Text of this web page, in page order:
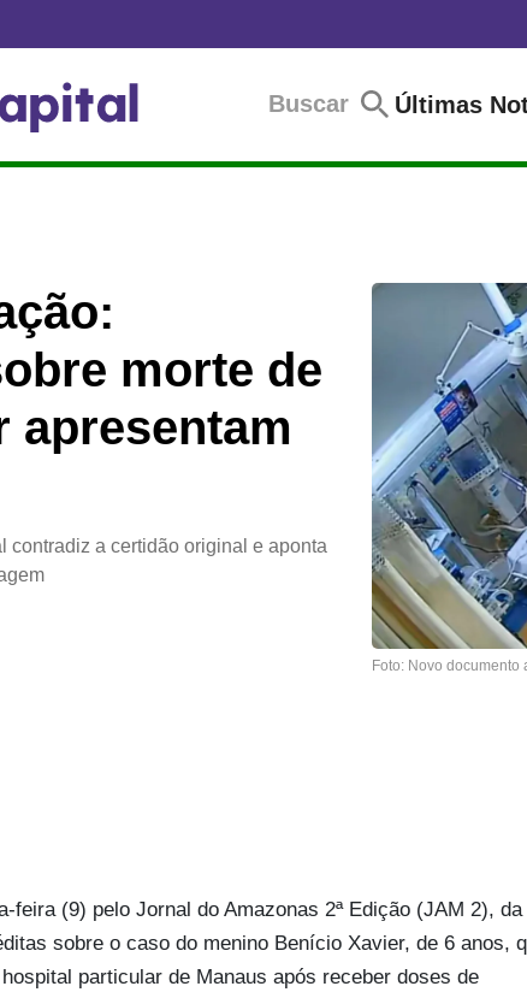
Buscar Últimas
morte de
apresentam
contradiz a certidão original e aponta
Foto: Novo
feira (9) pelo Jornal do Amazonas 2ª Edição (JAM 2), da
sobre o caso do menino Benício Xavier, de 6 anos,
particular de Manaus após receber doses de